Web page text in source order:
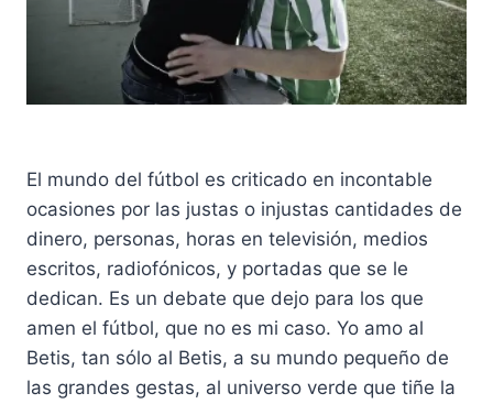
El mundo del fútbol es criticado en incontable
ocasiones por las justas o injustas cantidades de
dinero, personas, horas en televisión, medios
escritos, radiofónicos, y portadas que se le
dedican. Es un debate que dejo para los que
amen el fútbol, que no es mi caso. Yo amo al
Betis, tan sólo al Betis, a su mundo pequeño de
las grandes gestas, al universo verde que tiñe la